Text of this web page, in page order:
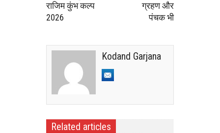
राजिम कुंभ कल्प
2026
ग्रहण और
पंचक भी
Kodand Garjana
Related articles